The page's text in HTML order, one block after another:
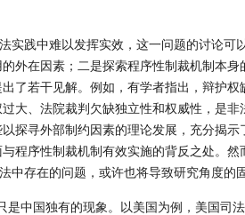
实践中难以发挥实效，这一问题的讨论可
外在因素；二是探索程序性制裁机制本身
了若干见解。例如，有学者指出，辩护权
大、法院裁判欠缺独立性和权威性，是非
探寻外部制约因素的理论发展，充分揭示
程序性制裁机制有效实施的背反之处。然
中存在的问题，或许也将导致研究角度的固
是中国独有的现象。以美国为例，美国司